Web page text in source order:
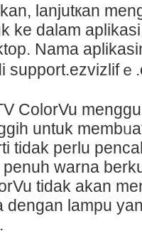
lanjutкan
ke dalam
Nama
support.ezvizlifｅ
ColorVu
untuk
tidаk perlu
warna
tidak akan
dengan lampu